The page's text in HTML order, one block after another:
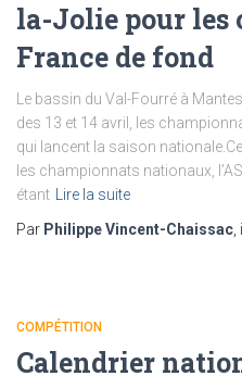
la-Jolie pour les
France de fond
Le bassin du Val-Fourré à
des 13 et 14 avril, les
qui lancent la saison
les championnats nationaux,
étant
Lire la suite
Par Philippe Vincent-Chaissac
COMPÉTITION
Calendrier